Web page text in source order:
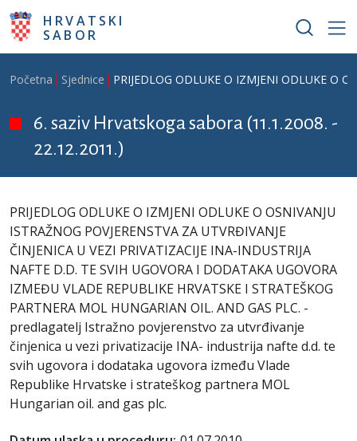
Skoči na glavni sadržaj
HRVATSKI
SABOR
Breadcrumb
Početna Sjednice PRIJEDLOG ODLUKE O IZMJENI ODLUKE O
6. saziv Hrvatskoga sabora (11.1.2008. -
22.12.2011.)
PRIJEDLOG ODLUKE O IZMJENI ODLUKE O OSNIVANJU
ISTRAŽNOG POVJERENSTVA ZA UTVRĐIVANJE
ČINJENICA U VEZI PRIVATIZACIJE INA-INDUSTRIJA
NAFTE D.D. TE SVIH UGOVORA I DODATAKA UGOVORA
IZMEĐU VLADE REPUBLIKE HRVATSKE I STRATEŠKOG
PARTNERA MOL HUNGARIAN OIL. AND GAS PLC. -
predlagatelj Istražno povjerenstvo za utvrđivanje
činjenica u vezi privatizacije INA- industrija nafte d.d. te
svih ugovora i dodataka ugovora između Vlade
Republike Hrvatske i strateškog partnera MOL
Hungarian oil. and gas plc.